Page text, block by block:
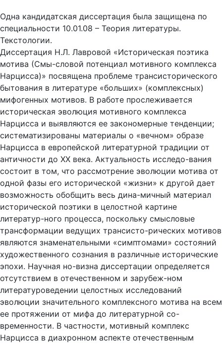
Одна кандидатская диссертация была защищена по
специальности 10.01.08 – Теория литературы.
Текстологии.
Диссертация Н.Л. Лавровой «Историческая поэтика
мотива (Смы-словой потенциал мотивного комплекса
Нарцисса)» посвящена проблеме трансисторического
бытования в литературе «больших» (комплексных)
мифогенных мотивов. В работе прослеживается
историческая эволюция мотивного комплекса
Нарцисса и выявляются ее закономерные тенденции;
систематизированы материалы о «вечном» образе
Нарцисса в европейской литературной традиции от
античности до XX века. Актуальность исследо-вания
состоит в том, что рассмотрение эволюции мотива от
одной фазы его исторической «жизни» к другой дает
возможность обобщить весь дина-мичный материал
исторической поэтики в целостной картине
литератур-ного процесса, поскольку смысловые
трансформации ведущих трансисто-рических мотивов
являются знаменательными «симптомами» состояний
художественного сознания в различные исторические
эпохи. Научная но-визна диссертации определяется
отсутствием в отечественном и зарубеж-ном
литературоведении целостных исследований
эволюции значительного комплексного мотива на всем
ее протяжении от мифа до литературной со-
временности. В частности, мотивный комплекс
Нарцисса в диахронном аспекте отечественным